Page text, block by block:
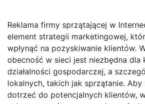
Reklama firmy sprzątającej w
element strategii marketingowej,
wpłynąć na pozyskiwanie klientów.
obecność w sieci jest niezbędna dla
działalności gospodarczej, a
lokalnych, takich jak sprzątanie. Aby
dotrzeć do potencjalnych klientów,